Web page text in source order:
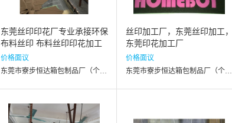
东莞丝印印花厂专业承接环保
布料丝印 布料丝印印花加工
厂
价格面议
东莞市寮步恒达箱包制品厂（个体工商户）
丝印加工厂，东莞丝印加工，
东莞印花加工厂
价格面议
东莞市寮步恒达箱包制品厂（个体工商户）